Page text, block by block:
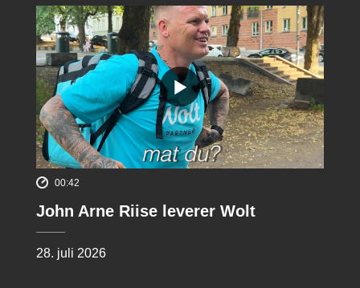
00:42
John Arne Riise leverer Wolt
28. juli 2026